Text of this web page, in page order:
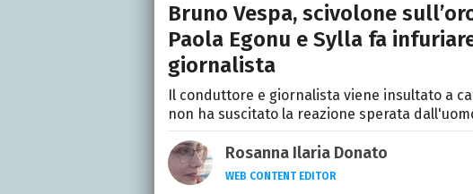
Bruno Vespa, scivolone
Paola Egonu e Sylla fa
giornalista
Il conduttore e giornalista viene insultato a
non ha suscitato la reazione sperata
Rosanna Ilaria Donato
WEB CONTENT EDITOR